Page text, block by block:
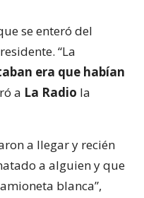
se enteró del
“La
era que habían
a La Radio la
a llegar y recién
a alguien y que
blanca”,